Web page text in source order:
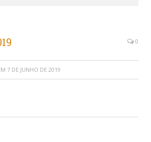
0
7 DE JUNHO DE 2019